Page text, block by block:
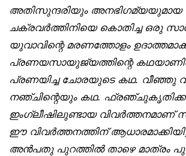
അതിസുന്ദരിയും അനഭിഗമ്യയുമായ
ചക്രവർത്തിനിയെ കൊതിച്ച ഒരു
യുവാവിന്റെ മരണത്തോളം
പ്രണയസായുജ്യത്തിന്റെ
പ്രണയിച്ച ചോരയുടെ കഥ. വീഞ്ഞു
നഞ്ചിന്റെയും കഥ. ഫ്രഞ്ചുകൃതിക്ക്
ഇംഗ്ലീഷിലുണ്ടായ വിവർത്തനമാണ്
ഈ വിവർത്തനത്തിന്
അൻപതു പുറത്തിൽ താഴെ മാത്രം